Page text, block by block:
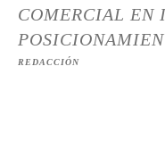
COMERCIAL EN
REDACCIÓN